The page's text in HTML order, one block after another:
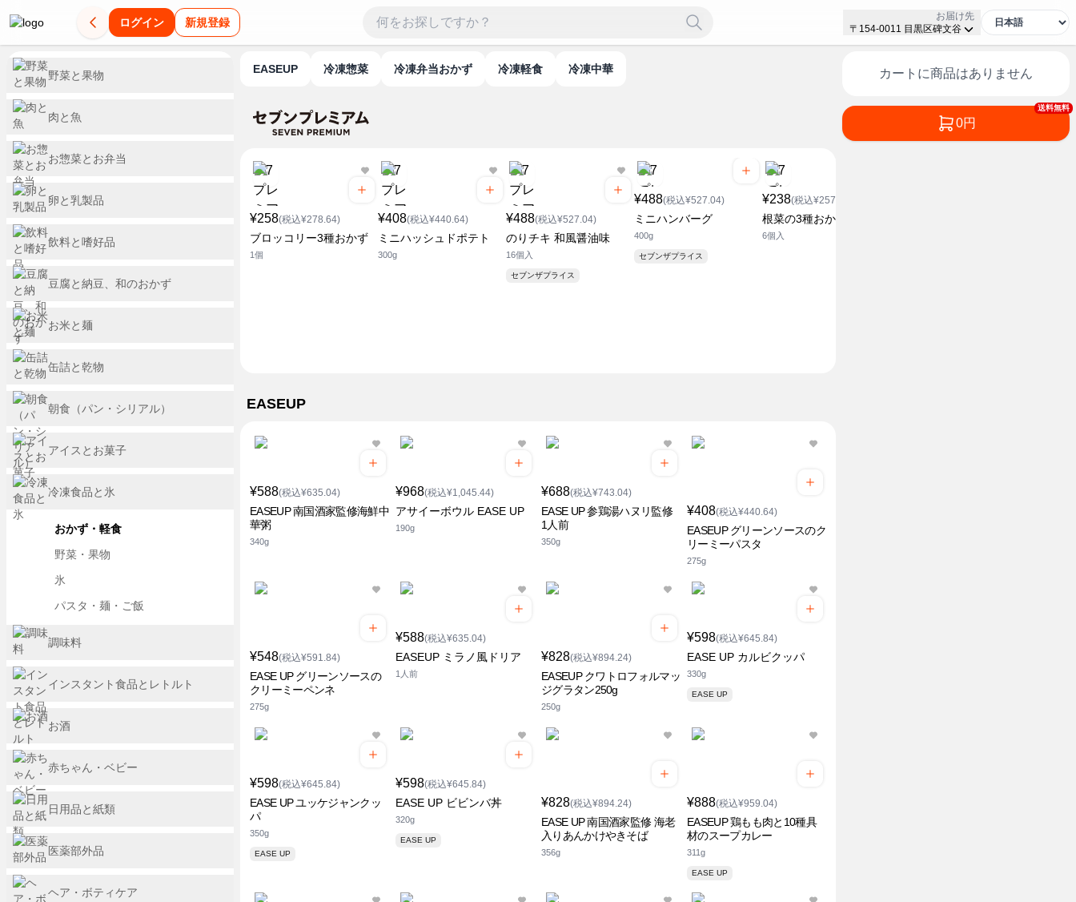
ログイン 新規登録
お届け先
〒154-0011 目黒区碑文谷
EASEUP 冷凍惣菜 冷凍弁当おかず 冷凍軽食 冷凍中華
¥258(税込¥278.64)
ブロッコリー3種おかず
1個
¥408(税込¥440.64)
ミニハッシュドポテト
300g
¥488(税込¥527.04)
のりチキ 和風醤油味
16個入
セブンザプライス
¥488(税込¥527.04)
ミニハンバーグ
400g
セブンザプライス
¥238(税込¥257.04)
根菜の3種おかず
6個入
EASEUP
¥588(税込¥635.04)
EASEUP 南国酒家監修海鮮中
華粥
340g
¥968(税込¥1,045.44)
アサイーボウル EASE UP
190g
¥688(税込¥743.04)
EASE UP 参鶏湯ハヌリ監修
1人前
350g
¥408(税込¥440.64)
EASEUP グリーンソースのク
リーミーパスタ
275g
¥548(税込¥591.84)
EASE UP グリーンソースの
クリーミーペンネ
275g
¥588(税込¥635.04)
EASEUP ミラノ風ドリア
1人前
¥828(税込¥894.24)
EASEUP クワトロフォルマッ
ジグラタン250g
250g
¥598(税込¥645.84)
EASE UP カルビクッパ
330g
EASE UP
¥598(税込¥645.84)
EASE UP ユッケジャンクッ
パ
350g
EASE UP
¥598(税込¥645.84)
EASE UP ビビンバ丼
320g
EASE UP
¥828(税込¥894.24)
EASE UP 南国酒家監修 海老
入りあんかけやきそば
356g
¥888(税込¥959.04)
EASEUP 鶏もも肉と10種具
材のスープカレー
311g
EASE UP
カートに商品はありません
送料無料
0円
野菜と果物
肉と魚
お惣菜とお弁当
卵と乳製品
飲料と嗜好品
豆腐と納豆、和のおかず
お米と麺
缶詰と乾物
朝食（パン・シリアル）
アイスとお菓子
冷凍食品と氷
おかず・軽食
野菜・果物
氷
パスタ・麺・ご飯
調味料
インスタント食品とレトルト
お酒
赤ちゃん・ベビー
日用品と紙類
医薬部外品
ヘア・ボティケア